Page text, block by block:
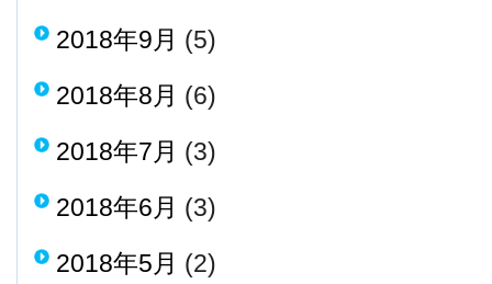
2018年9月 (5)
2018年8月 (6)
2018年7月 (3)
2018年6月 (3)
2018年5月 (2)